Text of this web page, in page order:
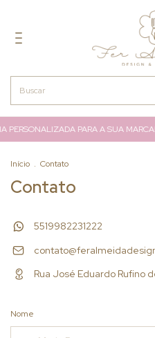
PERSONALIZADA PARA A SUA MARCA!
Início . Contato
Contato
5519982231222
Rua José Eduardo Rufino
Nome